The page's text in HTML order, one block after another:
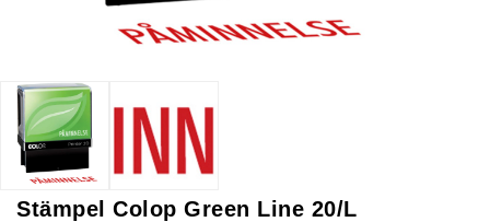
Stämpel Colop Green Line 20/L